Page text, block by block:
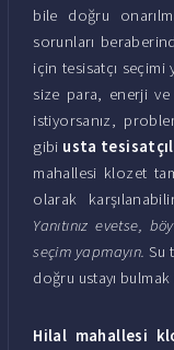
bile doğru
sorunları
için tesisatçı seçimi
size para, enerji ve
istiyorsanız,
gibi usta
mahallesi klozet
olarak
Yanıtınız evetse,
seçim yapmayın.Su
doğru ustayı bulmak
Hilal mahallesi